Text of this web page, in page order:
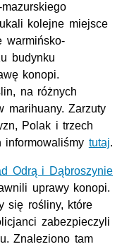
kolejne miejsce
warmińsko-
budynku
konopi.
na różnych
marihuany. Zarzuty
Polak i trzech
informowaliśmy tutaj.
Odrą i Dąbroszynie
uprawy konopi.
się rośliny, które
zabezpieczyli
Znaleziono tam